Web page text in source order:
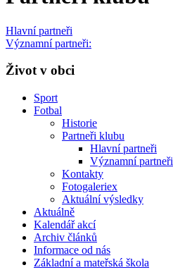
Hlavní partneři
Významní partneři:
Život v obci
Sport
Fotbal
Historie
Partneři klubu
Hlavní partneři
Významní partneři
Kontakty
Fotogaleriex
Aktuální výsledky
Aktuálně
Kalendář akcí
Archiv článků
Informace od nás
Základní a mateřská škola